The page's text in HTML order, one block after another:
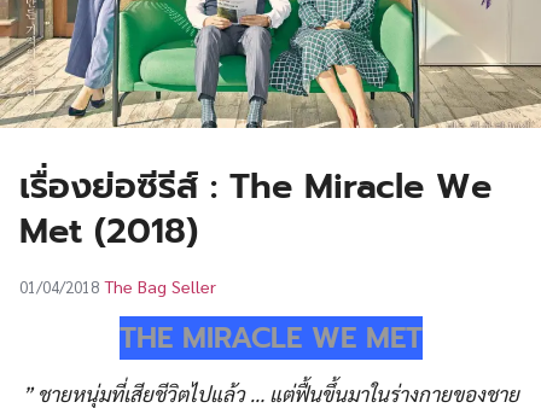
เรื่องย่อซีรีส์ : The Miracle We
Met (2018)
01/04/2018 The Bag Seller
THE MIRACLE WE MET
” ชายหนุ่มที่เสียชีวิตไปแล้ว … แต่ฟื้นขึ้นมาในร่างกายของชาย